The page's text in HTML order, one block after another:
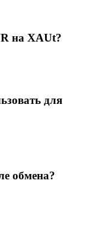
на XAUt?
для
обмена?